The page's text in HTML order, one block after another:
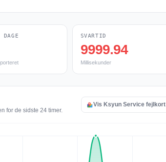
SVARTID
9999.94
Millisekunder
for de sidste 24 timer.
Vis Ksyun Service fejlkort